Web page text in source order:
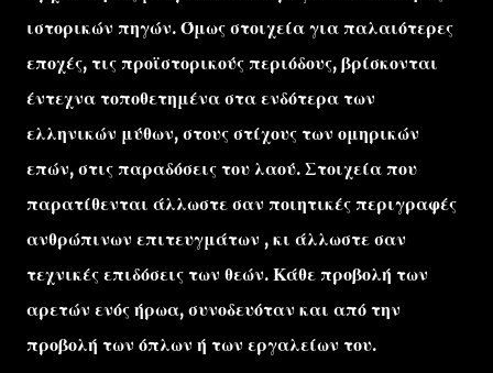
ιστορικών πηγών. Όμως στοιχεία για παλαιότερες
εποχές, τις προϊστορικούς περιόδους, βρίσκονται
έντεχνα τοποθετημένα στα ενδότερα των
ελληνικών μύθων, στους στίχους των ομηρικών
επών, στις παραδόσεις του λαού. Στοιχεία που
παρατίθενται άλλωστε σαν ποιητικές περιγραφές
ανθρώπινων επιτευγμάτων , κι άλλωστε σαν
τεχνικές επιδόσεις των θεών. Κάθε προβολή των
αρετών ενός ήρωα, συνοδευόταν και από την
προβολή των όπλων ή των εργαλείων του.